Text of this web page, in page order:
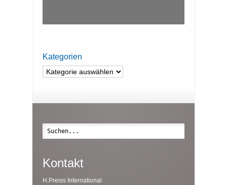
Kategorien
Kategorien
Kontakt
H.Preiss International